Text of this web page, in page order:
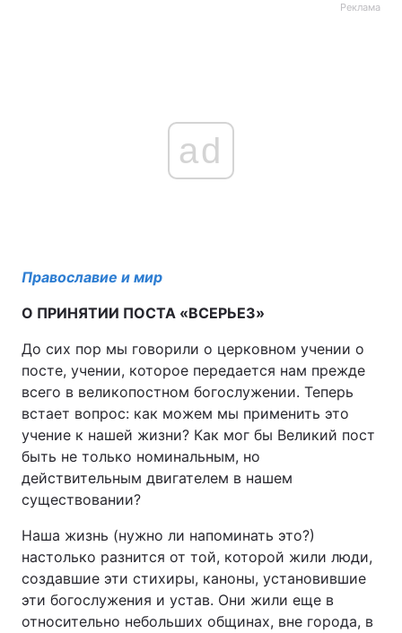
Реклама
ad
Православие и мир
О ПРИНЯТИИ ПОСТА «ВСЕРЬЕЗ»
До сих пор мы говорили о церковном учении о
посте, учении, которое передается нам прежде
всего в великопостном богослужении. Теперь
встает вопрос: как можем мы применить это
учение к нашей жизни? Как мог бы Великий пост
быть не только номинальным, но
действительным двигателем в нашем
существовании?
Наша жизнь (нужно ли напоминать это?)
настолько разнится от той, которой жили люди,
создавшие эти стихиры, каноны, установившие
эти богослужения и устав. Они жили еще в
относительно небольших общинах, вне города, в